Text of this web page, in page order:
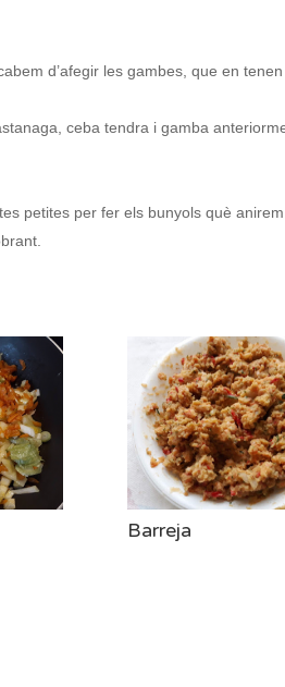
d’afegir les gambes, que en
ceba tendra i gamba
petites per fer els bunyols què
Barreja